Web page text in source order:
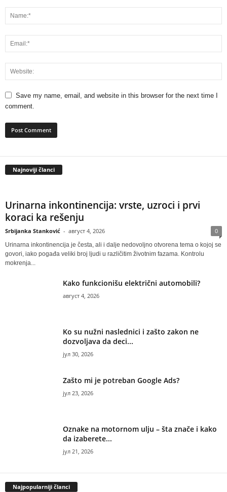
Save my name, email, and website in this browser for the next time I
comment.
Najnoviji članci
Urinarna inkontinencija: vrste, uzroci i prvi
koraci ka rešenju
Srbijanka Stanković - август 4, 2026 0
Urinarna inkontinencija je česta, ali i dalje nedovoljno otvorena tema o kojoj se
govori, iako pogađa veliki broj ljudi u različitim životnim fazama. Kontrolu
mokrenja...
Kako funkcionišu električni automobili?
август 4, 2026
Ko su nužni naslednici i zašto zakon ne
dozvoljava da deci...
јул 30, 2026
Zašto mi je potreban Google Ads?
јул 23, 2026
Oznake na motornom ulju – šta znače i kako
da izaberete...
јул 21, 2026
Najpopularniji članci